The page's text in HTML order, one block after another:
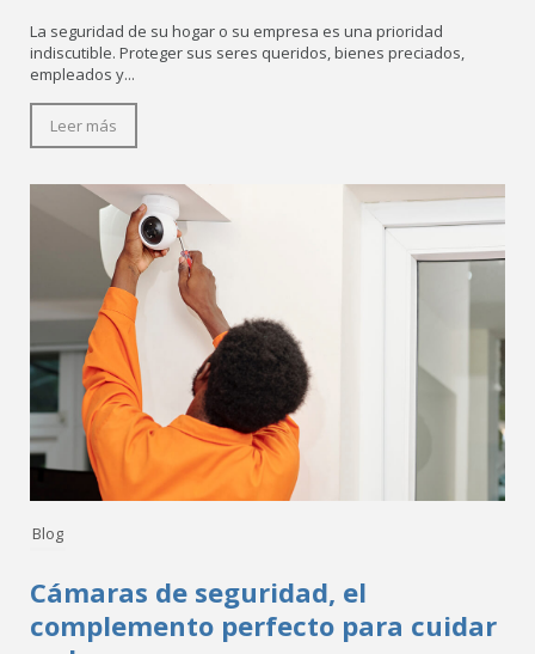
La seguridad de su hogar o su empresa es una prioridad
indiscutible. Proteger sus seres queridos, bienes preciados,
empleados y...
Leer más
Blog
Cámaras de seguridad, el
complemento perfecto para cuidar